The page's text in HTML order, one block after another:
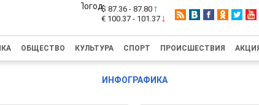
$ 87.36 - 87.80
€ 100.37 - 101.37
ОБЩЕСТВО КУЛЬТУРА СПОРТ ПРОИСШЕСТВИЯ
ИНФОГРАФИКА